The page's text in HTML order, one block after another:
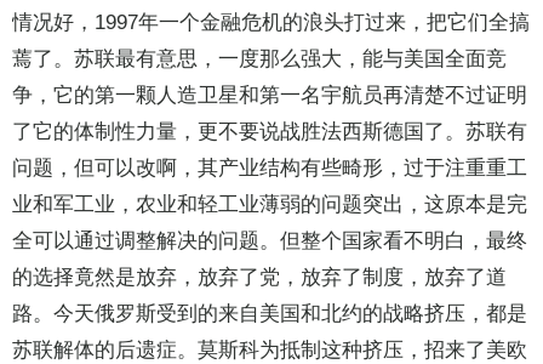
情况好，1997年一个金融危机的浪头打过来，把它们全搞
蔫了。苏联最有意思，一度那么强大，能与美国全面竞
争，它的第一颗人造卫星和第一名宇航员再清楚不过证明
了它的体制性力量，更不要说战胜法西斯德国了。苏联有
问题，但可以改啊，其产业结构有些畸形，过于注重重工
业和军工业，农业和轻工业薄弱的问题突出，这原本是完
全可以通过调整解决的问题。但整个国家看不明白，最终
的选择竟然是放弃，放弃了党，放弃了制度，放弃了道
路。今天俄罗斯受到的来自美国和北约的战略挤压，都是
苏联解体的后遗症。莫斯科为抵制这种挤压，招来了美欧